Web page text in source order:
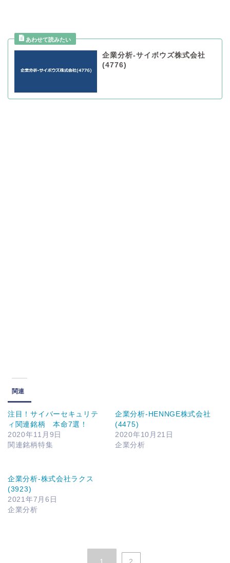
企業分析-サイボウズ株式会社
(4776)
関連
注目！サイバーセキュリテ
ィ関連銘柄 本命7選！
2020年11月9日
関連銘柄特集
企業分析-HENNGE株式会社
(4475)
2020年10月21日
企業分析
企業分析-株式会社ラクス
(3923)
2021年7月6日
企業分析